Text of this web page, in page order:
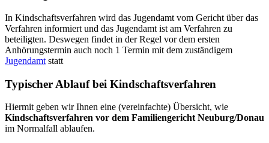
In Kindschaftsverfahren wird das Jugendamt vom Gericht über das
Verfahren informiert und das Jugendamt ist am Verfahren zu
beteiligten. Deswegen findet in der Regel vor dem ersten
Anhörungstermin auch noch 1 Termin mit dem zuständigem
Jugendamt statt
Typischer Ablauf bei Kindschaftsverfahren
Hiermit geben wir Ihnen eine (vereinfachte) Übersicht, wie
Kindschaftsverfahren vor dem Familiengericht Neuburg/Donau
im Normalfall ablaufen.